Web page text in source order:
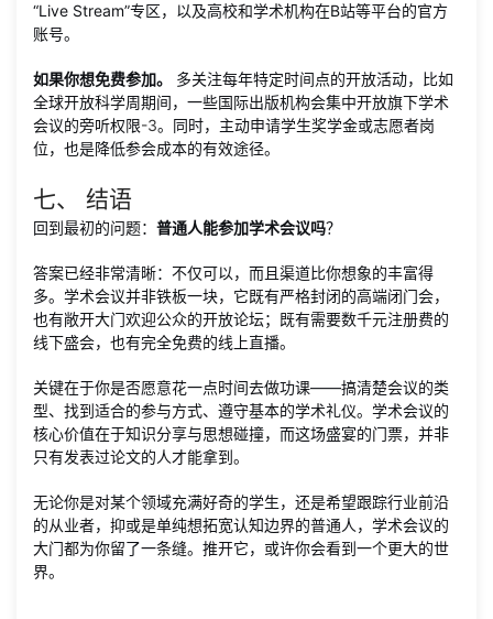
“Live Stream”专区，以及高校和学术机构在B站等平台的官方
账号。
如果你想免费参加。
多关注每年特定时间点的开放活动，比如
全球开放科学周期间，一些国际出版机构会集中开放旗下学术
会议的旁听权限-3。同时，主动申请学生奖学金或志愿者岗
位，也是降低参会成本的有效途径。
七、 结语
回到最初的问题： 普通人能参加学术会议吗？
答案已经非常清晰：不仅可以，而且渠道比你想象的丰富得
多。学术会议并非铁板一块，它既有严格封闭的高端闭门会，
也有敞开大门欢迎公众的开放论坛；既有需要数千元注册费的
线下盛会，也有完全免费的线上直播。
关键在于你是否愿意花一点时间去做功课——搞清楚会议的类
型、找到适合的参与方式、遵守基本的学术礼仪。学术会议的
核心价值在于知识分享与思想碰撞，而这场盛宴的门票，并非
只有发表过论文的人才能拿到。
无论你是对某个领域充满好奇的学生，还是希望跟踪行业前沿
的从业者，抑或是单纯想拓宽认知边界的普通人，学术会议的
大门都为你留了一条缝。推开它，或许你会看到一个更大的世
界。